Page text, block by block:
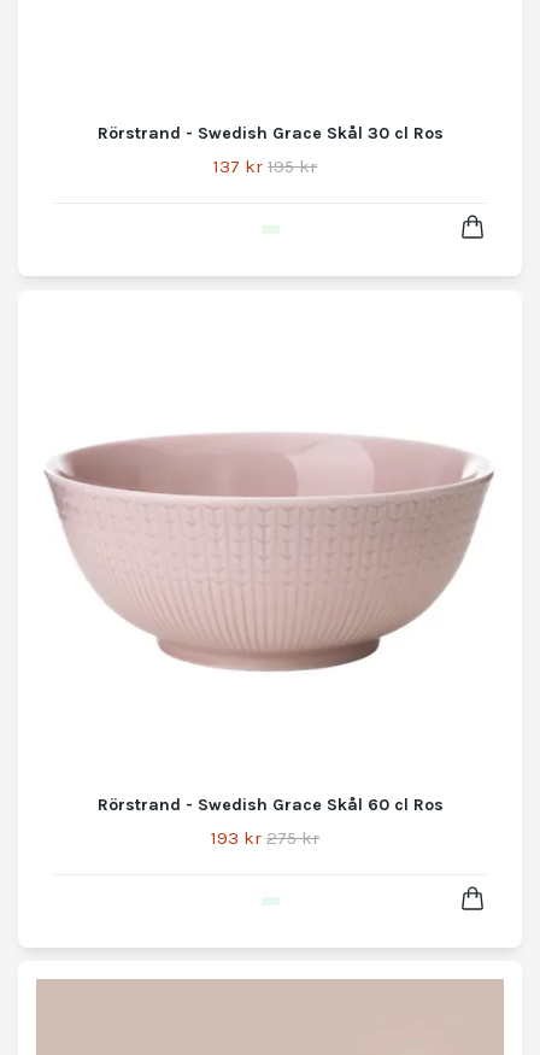
Rörstrand - Swedish Grace Skål 30 cl Ros
137 kr 195 kr
Rörstrand - Swedish Grace Skål 60 cl Ros
193 kr 275 kr